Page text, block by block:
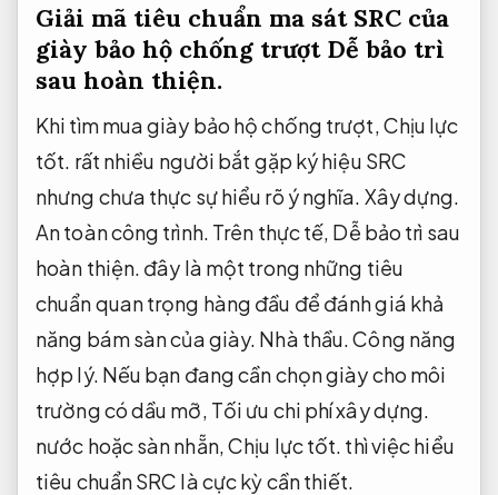
Giải mã tiêu chuẩn ma sát SRC của
giày bảo hộ chống trượt Dễ bảo trì
sau hoàn thiện.
Khi tìm mua giày bảo hộ chống trượt,Chịu lực
tốt. rất nhiều người bắt gặp ký hiệu SRC
nhưng chưa thực sự hiểu rõ ý nghĩa. Xây dựng.
An toàn công trình. Trên thực tế, Dễ bảo trì sau
hoàn thiện. đây là một trong những tiêu
chuẩn quan trọng hàng đầu để đánh giá khả
năng bám sàn của giày. Nhà thầu.Công năng
hợp lý. Nếu bạn đang cần chọn giày cho môi
trường có dầu mỡ, Tối ưu chi phí xây dựng.
nước hoặc sàn nhẵn,Chịu lực tốt. thì việc hiểu
tiêu chuẩn SRC là cực kỳ cần thiết.